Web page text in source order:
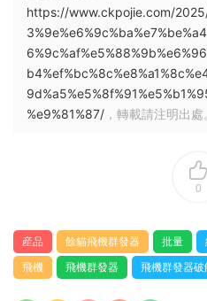
https://www.ckpojie.com/
%e9%81%87/ ，轉載請注明出處
0
産品 餘貓飛機群發器 批量
飛機
飛機群發器 飛機群發器破